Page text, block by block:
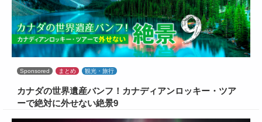
Sponsored まとめ 観光・旅行
カナダの世界遺産バンフ！カナディアンロッキー・ツア
ーで絶対に外せない絶景9